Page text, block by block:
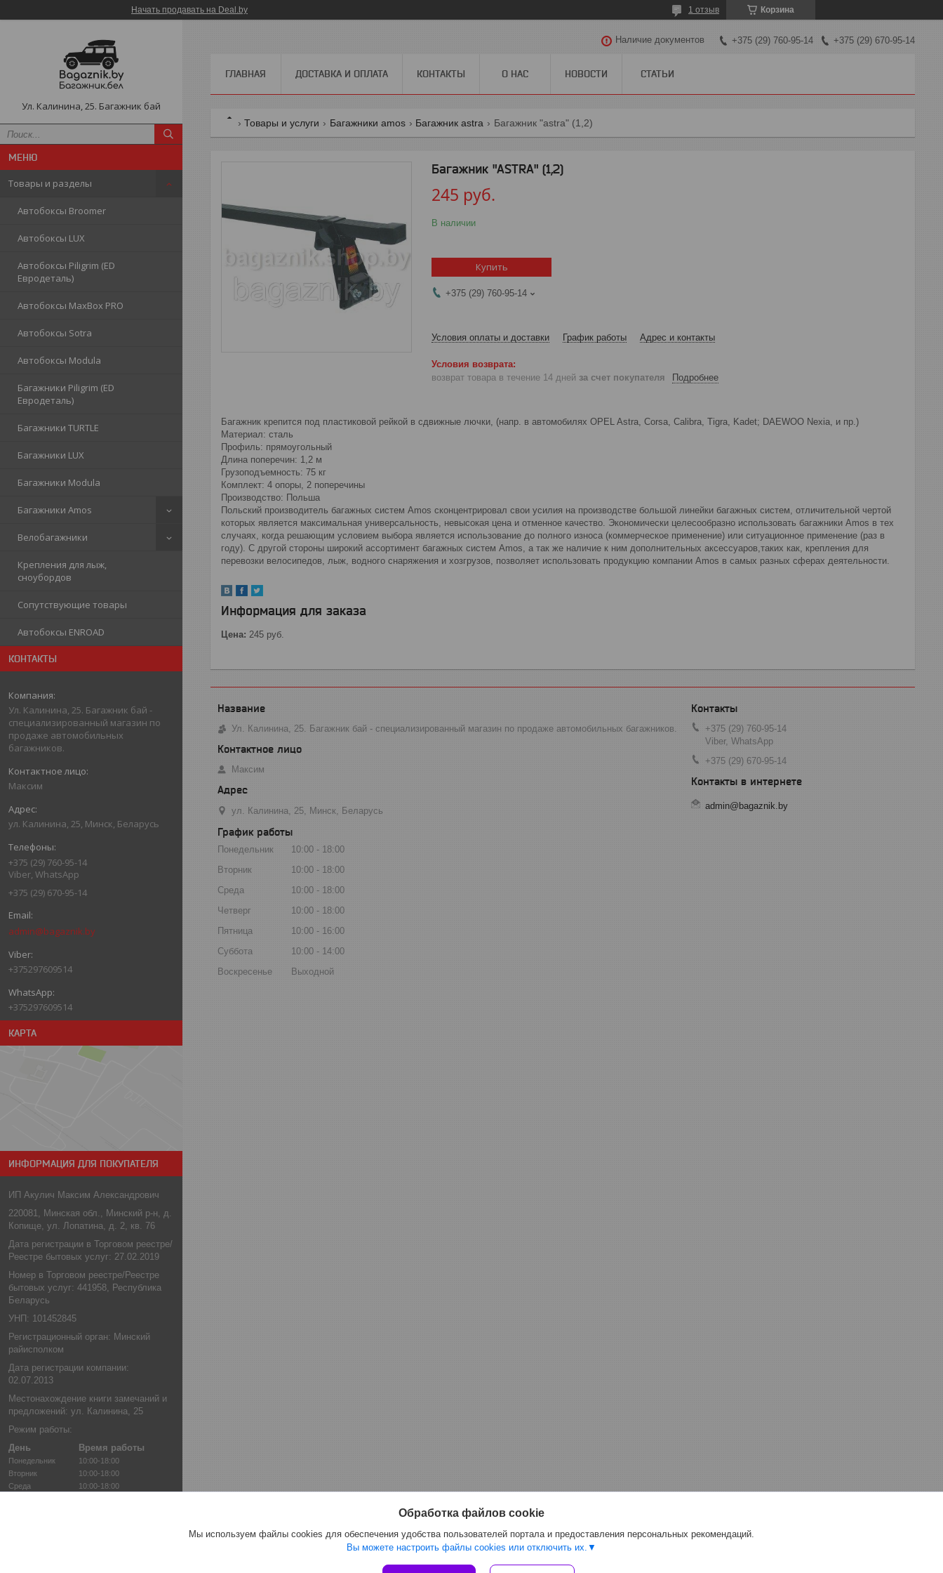
Начать продавать на Deal.by Корзина
1 отзыв
Ул. Калинина, 25. Багажник бай
Товары и разделы
Автобоксы Broomer
Автобоксы LUX
Автобоксы Piligrim (ED
Евродеталь)
Автобоксы MaxBox PRO
Автобоксы Sotra
Автобоксы Modula
Багажники Piligrim (ED
Евродеталь)
Багажники TURTLE
Багажники LUX
Багажники Modula
Багажники Amos
Велобагажники
Крепления для лыж,
сноубордов
Сопутствующие товары
Автобоксы ENROAD
КОНТАКТЫ
Ул. Калинина, 25. Багажник бай -
специализированный магазин по
продаже автомобильных
багажников.
Максим
ул. Калинина, 25, Минск, Беларусь
+375 (29) 760-95-14
Viber, WhatsApp
+375 (29) 670-95-14
admin@bagaznik.by
+375297609514
+375297609514
КАРТА
ИНФОРМАЦИЯ ДЛЯ ПОКУПАТЕЛЯ
ИП Акулич Максим Александрович
220081, Минская обл., Минский р-н, д.
Копище, ул. Лопатина, д. 2, кв. 76
Дата регистрации в Торговом реестре/
Реестре бытовых услуг: 27.02.2019
Номер в Торговом реестре/Реестре
бытовых услуг: 441958, Республика
Беларусь
УНП: 101452845
Регистрационный орган: Минский
райисполком
Дата регистрации компании:
02.07.2013
Местонахождение книги замечаний и
предложений: ул. Калинина, 25
Режим работы:
День
Время работы
Понедельник
10:00-18:00
Вторник
10:00-18:00
Среда
10:00-18:00
Наличие документов +375 (29) 760-95-14 +375 (29) 670-95-14
ГЛАВНАЯ ДОСТАВКА И ОПЛАТА КОНТАКТЫ О НАС НОВОСТИ СТАТЬИ
Товары и услуги Багажники amos Багажник astra Багажник "astra" (1,2)
Багажник "ASTRA" (1,2)
245 руб.
В наличии
Купить
+375 (29) 760-95-14
Условия оплаты и доставки График работы Адрес и контакты
возврат товара в течение 14 дней за счет покупателя Подробнее
Багажник крепится под пластиковой рейкой в сдвижные лючки, (напр. в автомобилях OPEL Astra, Corsa, Calibra, Tigra, Kadet; DAEWOO Nexia, и пр.)
Материал: сталь
Профиль: прямоугольный
Длина поперечин: 1,2 м
Грузоподъемность: 75 кг
Комплект: 4 опоры, 2 поперечины
Производство: Польша
Польский производитель багажных систем Amos сконцентрировал свои усилия на производстве большой линейки багажных систем, отличительной чертой
которых является максимальная универсальность, невысокая цена и отменное качество. Экономически целесообразно использовать багажники Amos в тех
случаях, когда решающим условием выбора является использование до полного износа (коммерческое применение) или ситуационное применение (раз в
году). С другой стороны широкий ассортимент багажных систем Amos, а так же наличие к ним дополнительных аксессуаров,таких как, крепления для
перевозки велосипедов, лыж, водного снаряжения и хозгрузов, позволяет использовать продукцию компании Amos в самых разных сферах деятельности.
Информация для заказа
Цена: 245 руб.
Ул. Калинина, 25. Багажник бай - специализированный магазин по продаже автомобильных багажников.
Максим
ул. Калинина, 25, Минск, Беларусь
+375 (29) 760-95-14
Viber, WhatsApp
+375 (29) 670-95-14
admin@bagaznik.by
График работы
Понедельник 10:00
18:00
Вторник
10:00
18:00
Среда
10:00
18:00
Четверг
10:00
18:00
Пятница
10:00
16:00
Суббота
10:00
14:00
Воскресенье
Выходной
Обработка файлов cookie
Мы используем файлы cookies для обеспечения удобства пользователей портала и предоставления персональных рекомендаций.
Вы можете настроить файлы cookies или отключить их.